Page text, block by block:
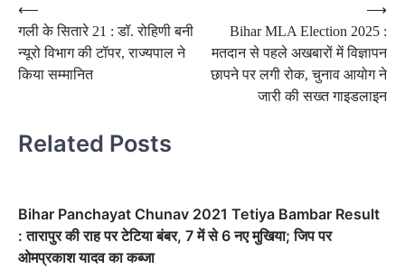
Post
navigation
⟵
गली के सितारे 21 : डॉ. रोहिणी बनी
न्यूरो विभाग की टॉपर, राज्यपाल ने
किया सम्मानित
Bihar MLA Election 2025 :
मतदान से पहले अखबारों में विज्ञापन
छापने पर लगी रोक, चुनाव आयोग ने
जारी की सख्त गाइडलाइन
⟶
Related Posts
Bihar Panchayat Chunav 2021 Tetiya Bambar Result
: तारापुर की राह पर टेटिया बंबर, 7 में से 6 नए मुखिया; जिप पर
ओमप्रकाश यादव का कब्जा